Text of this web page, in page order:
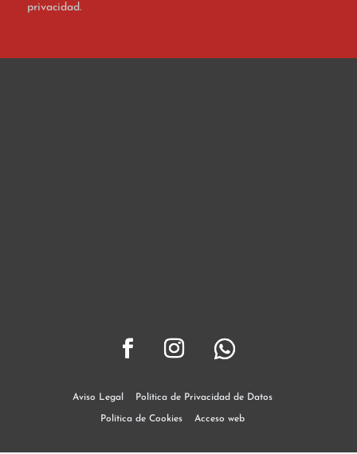
privacidad.
Aviso Legal Política de Privacidad de Datos
Política de Cookies Acceso web